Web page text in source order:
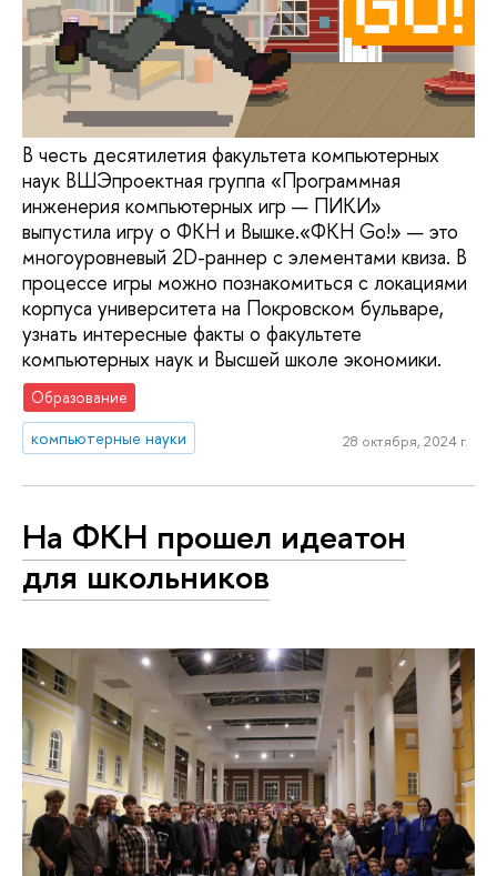
В честь десятилетия факультета компьютерных
наук ВШЭпроектная группа «Программная
инженерия компьютерных игр — ПИКИ»
выпустила игру о ФКН и Вышке.«ФКН Go!» — это
многоуровневый 2D-раннер с элементами квиза. В
процессе игры можно познакомиться с локациями
корпуса университета на Покровском бульваре,
узнать интересные факты о факультете
компьютерных наук и Высшей школе экономики.
Образование
компьютерные науки
28 октября, 2024 г.
На ФКН прошел идеатон
для школьников